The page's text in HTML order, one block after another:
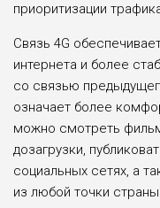
приоритизации
Связь 4G
интернета и более
со связью
означает более
можно смотреть
дозагрузки,
социальных сетях, а
из любой точки